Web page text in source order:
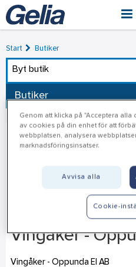
Start Butiker
Byt butik
Butiker
Vingåker -
Vingåker - Oppunda El AB
Genom att klicka på "Acceptera alla
av cookies på din enhet för att
webbplatsen, analysera
marknadsföringsinsatser.
Avvisa alla
Cookie-